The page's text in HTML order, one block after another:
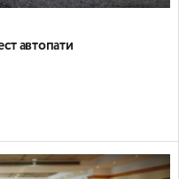
автопати